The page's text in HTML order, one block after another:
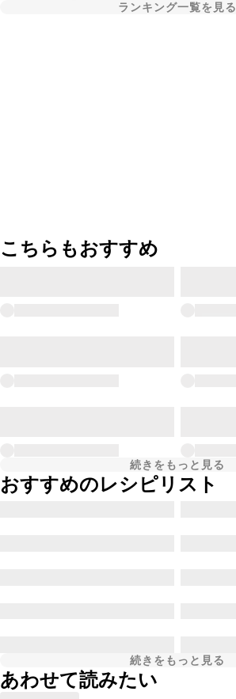
ランキング一覧を見る
こちらもおすすめ
続きをもっと見る
おすすめのレシピリスト
続きをもっと見る
あわせて読みたい